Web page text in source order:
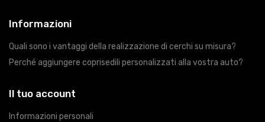
Informazioni
Quali sono i vantaggi della realizzazione di cerchi su misura?
Perché aggiungere coprisedili personalizzati alla vostra auto?
Il tuo account
Informazioni personali